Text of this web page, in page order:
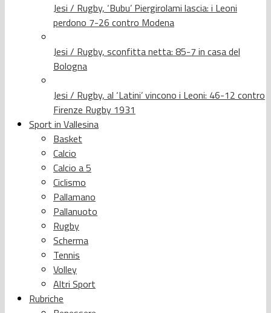
Jesi / Rugby, ‘Bubu’ Piergirolami lascia: i Leoni
perdono 7-26 contro Modena
Jesi / Rugby, sconfitta netta: 85-7 in casa del
Bologna
Jesi / Rugby, al ‘Latini’ vincono i Leoni: 46-12 contro
Firenze Rugby 1931
Sport in Vallesina
Basket
Calcio
Calcio a 5
Ciclismo
Pallamano
Pallanuoto
Rugby
Scherma
Tennis
Volley
Altri Sport
Rubriche